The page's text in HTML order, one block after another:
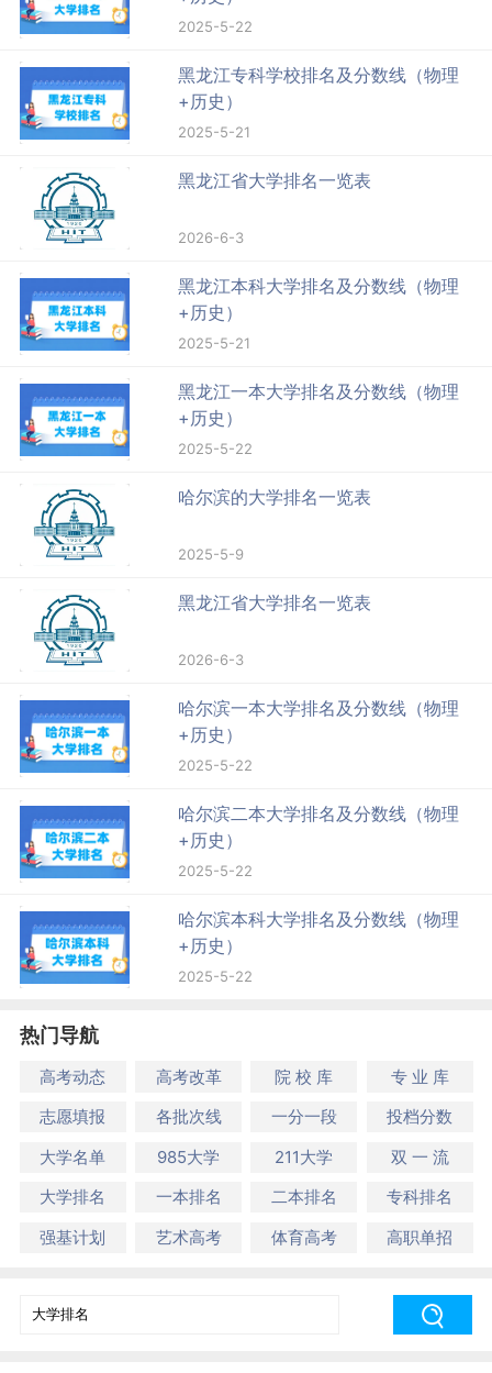
2025-5-22
黑龙江专科学校排名及分数线（物理
+历史）
2025-5-21
黑龙江省大学排名一览表
2026-6-3
黑龙江本科大学排名及分数线（物理
+历史）
2025-5-21
黑龙江一本大学排名及分数线（物理
+历史）
2025-5-22
哈尔滨的大学排名一览表
2025-5-9
黑龙江省大学排名一览表
2026-6-3
哈尔滨一本大学排名及分数线（物理
+历史）
2025-5-22
哈尔滨二本大学排名及分数线（物理
+历史）
2025-5-22
哈尔滨本科大学排名及分数线（物理
+历史）
2025-5-22
热门导航
高考动态 高考改革 院 校 库
专 业 库
志愿填报
各批次线 一分一段
投档分数
大学名单
985大学 211大学
双 一 流
大学排名
一本排名 二本排名
专科排名
强基计划
艺术高考 体育高考 高职单招